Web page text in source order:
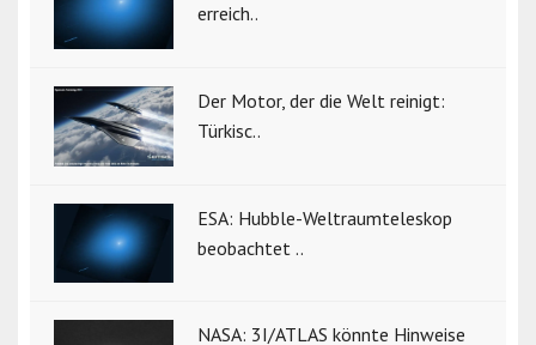
erreich..
Der Motor, der die Welt reinigt:
Türkisc..
ESA: Hubble-Weltraumteleskop
beobachtet ..
NASA: 3I/ATLAS könnte Hinweise